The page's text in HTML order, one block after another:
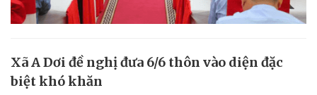
Xã A Dơi đề nghị đưa 6/6 thôn vào diện đặc
biệt khó khăn